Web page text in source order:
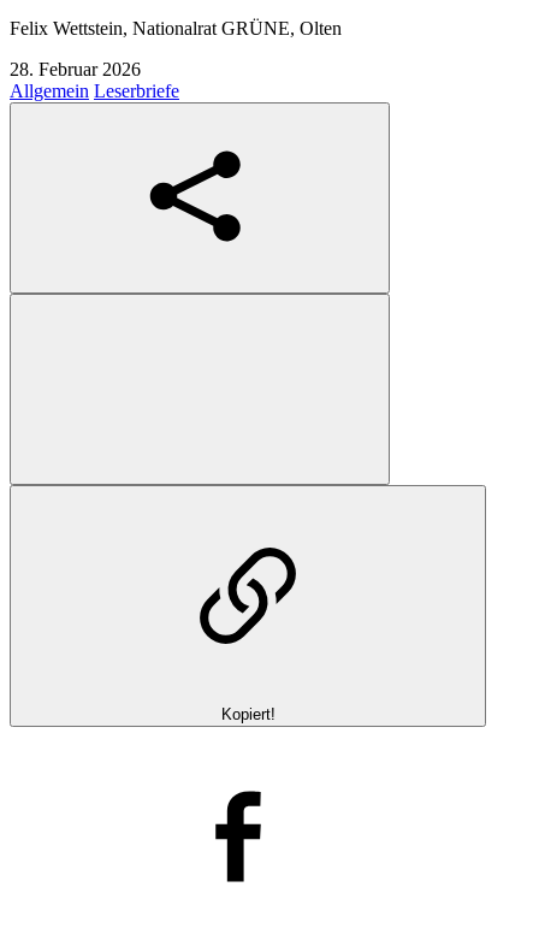
Felix Wettstein, Nationalrat GRÜNE, Olten
28. Februar 2026
Allgemein Leserbriefe
Kopiert!